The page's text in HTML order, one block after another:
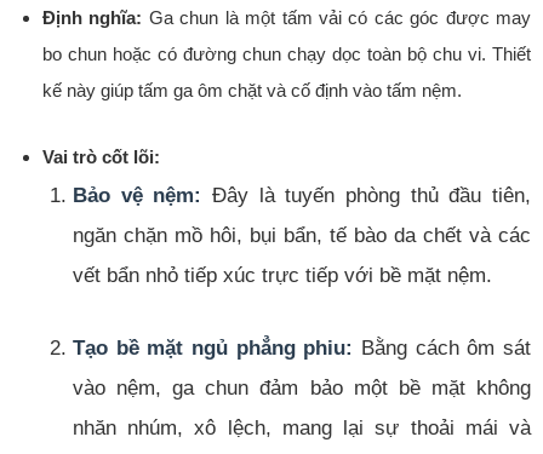
Định nghĩa: Ga chun là một tấm vải có các góc được may
bo chun hoặc có đường chun chạy dọc toàn bộ chu vi. Thiết
kế này giúp tấm ga ôm chặt và cố định vào tấm nệm.
Vai trò cốt lõi:
Bảo vệ nệm: Đây là tuyến phòng thủ đầu tiên,
ngăn chặn mồ hôi, bụi bẩn, tế bào da chết và các
vết bẩn nhỏ tiếp xúc trực tiếp với bề mặt nệm.
Tạo bề mặt ngủ phẳng phiu: Bằng cách ôm sát
vào nệm, ga chun đảm bảo một bề mặt không
nhăn nhúm, xô lệch, mang lại sự thoải mái và